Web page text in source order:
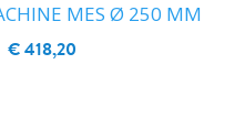
MES Ø 250 MM
€ 418,20